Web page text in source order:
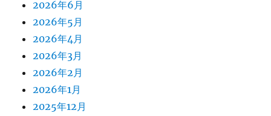
2026年6月
2026年5月
2026年4月
2026年3月
2026年2月
2026年1月
2025年12月